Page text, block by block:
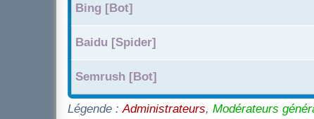
Bing [Bot]
Baidu [Spider]
Semrush [Bot]
Légende : Administrateurs, Modérateurs